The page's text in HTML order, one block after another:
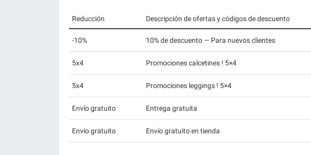
Reducción Descripción de ofertas y códigos de descuento
-10% 10% de descuento — Para nuevos clientes
5x4 Promociones calcetines ! 5×4
5x4 Promociones leggings ! 5×4
Envío gratuito Entrega gratuita
Envío gratuito Envío gratuito en tienda